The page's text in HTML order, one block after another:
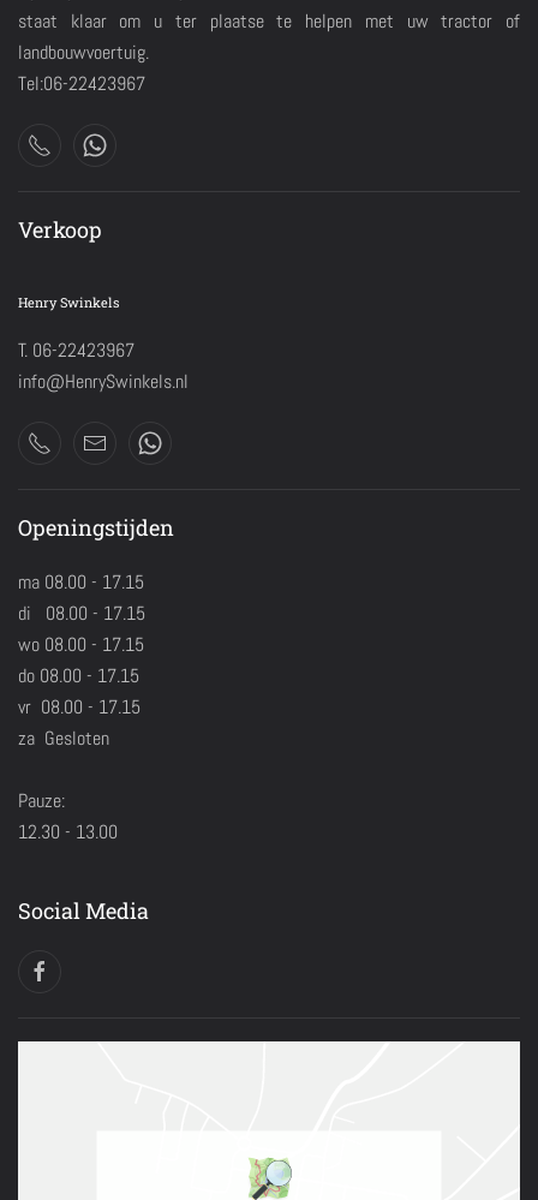
staat klaar om u ter plaatse te helpen met uw tractor of
landbouwvoertuig.
Tel:06-22423967
Verkoop
Henry Swinkels
T. 06-22423967
info@HenrySwinkels.nl
Openingstijden
ma 08.00 - 17.15
di 08.00 - 17.15
wo 08.00 - 17.15
do 08.00 - 17.15
vr 08.00 - 17.15
za Gesloten
Pauze:
12.30 - 13.00
Social Media